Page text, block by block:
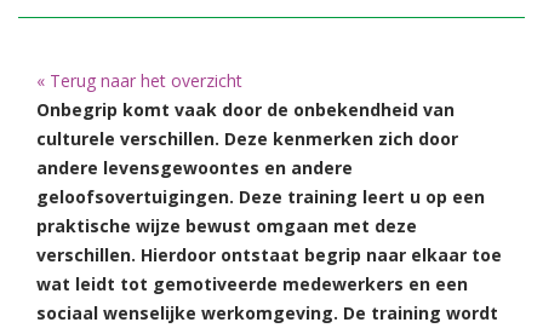
« Terug naar het overzicht
Onbegrip komt vaak door de onbekendheid van
culturele verschillen. Deze kenmerken zich door
andere levensgewoontes en andere
geloofsovertuigingen. Deze training leert u op een
praktische wijze bewust omgaan met deze
verschillen. Hierdoor ontstaat begrip naar elkaar toe
wat leidt tot gemotiveerde medewerkers en een
sociaal wenselijke werkomgeving. De training wordt